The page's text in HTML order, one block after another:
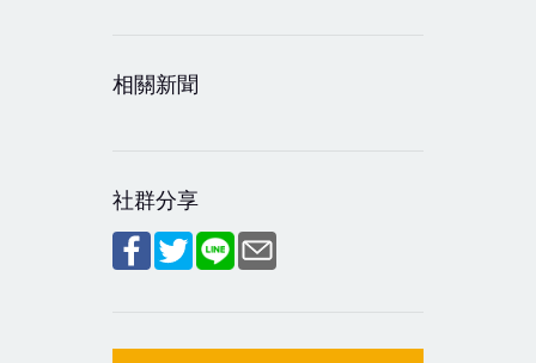
相關新聞
社群分享